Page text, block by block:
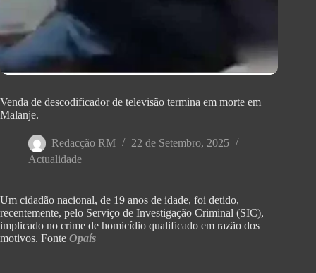
Venda de descodificador de televisão termina em morte em
Malanje.
Redacção RM
22 de Setembro, 2025
Actualidade
Um cidadão nacional, de 19 anos de idade, foi detido,
recentemente, pelo Serviço de Investigação Criminal (SIC),
implicado no crime de homicídio qualificado em razão dos
motivos. Fonte Opaís